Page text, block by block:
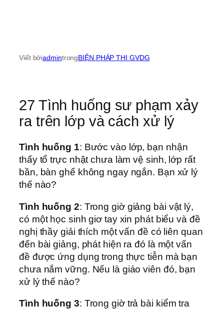
Viết bởiadmintrongBIỆN PHÁP THI GVDG
27 Tình huống sư phạm xảy
ra trên lớp và cách xử lý
Tình huống 1: Bước vào lớp, bạn nhận
thấy tổ trực nhật chưa làm vệ sinh, lớp rất
bần, bàn ghế không ngay ngắn. Bạn xử lý
thế nào?
Tình huống 2: Trong giờ giảng bài vật lý,
có một học sinh giơ tay xin phát biểu và đề
nghị thầy giải thích một vấn đề có liên quan
đến bài giảng, phát hiện ra đó là một vấn
đề được ứng dụng trong thực tiễn mà bạn
chưa nắm vững. Nếu là giáo viên đó, bạn
xử lý thế nào?
Tình huống 3: Trong giờ trả bài kiểm tra